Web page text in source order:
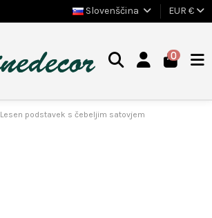
Slovenščina EUR €
0
Lesen podstavek s čebeljim satovjem